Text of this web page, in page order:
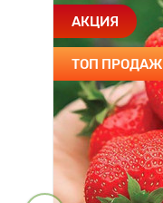
АКЦИЯ
ТОП ПРОДАЖ